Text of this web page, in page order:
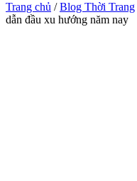
Trang chủ /Blog Thời Trang
dẫn đầu xu hướng năm nay